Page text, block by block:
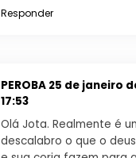
Responder
PEROBA 25 de janeiro
17:53
Olá Jota. Realmente é
descalabro o que o